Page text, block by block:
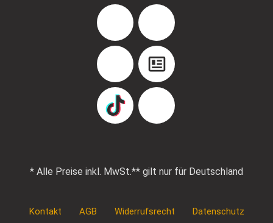
Facebook Instagram
YouTube Blog
TikTok Pinterest
* Alle Preise inkl. MwSt.** gilt nur für Deutschland
Kontakt AGB Widerrufsrecht Datenschutz